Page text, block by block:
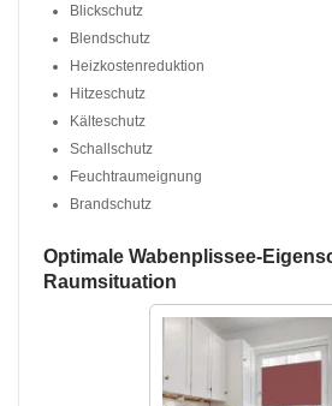
Blickschutz
Blendschutz
Heizkostenreduktion
Hitzeschutz
Kälteschutz
Schallschutz
Feuchtraumeignung
Brandschutz
Optimale Wabenplissee-
Raumsituation